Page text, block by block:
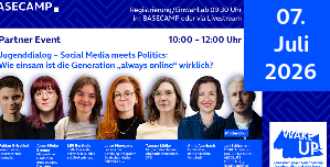
07.
Juli
2026